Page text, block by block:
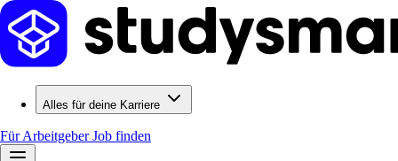
Alles für deine Karriere
Für ArbeitgeberJob finden